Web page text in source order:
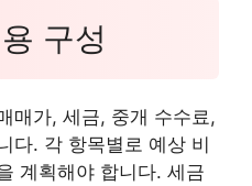
구성
매가, 세금, 중개 수수료,
다. 각 항목별로 예상 비
계획해야 합니다. 세금